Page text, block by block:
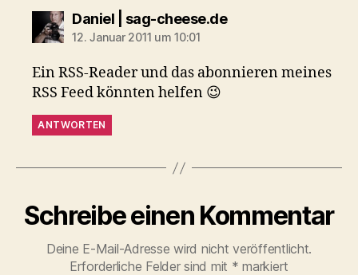
Daniel | sag-cheese.desagt:
12. Januar 2011 um 10:01
Ein RSS-Reader und das abonnieren meines
RSS Feed könnten helfen 😉
ANTWORTEN
Schreibe einen Kommentar
Deine E-Mail-Adresse wird nicht veröffentlicht.
Erforderliche Felder sind mit * markiert